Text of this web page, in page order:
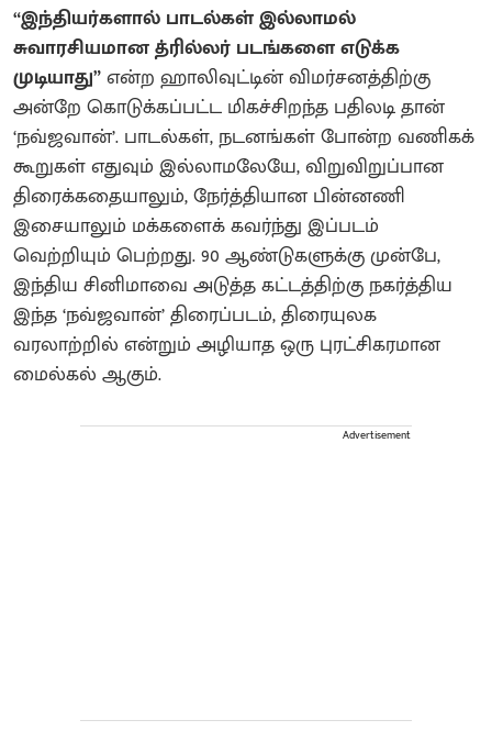
“இந்தியர்களால் பாடல்கள் இல்லாமல்
சுவாரசியமான த்ரில்லர் படங்களை எடுக்க
முடியாது”என்ற ஹாலிவுட்டின் விமர்சனத்திற்கு
அன்றே கொடுக்கப்பட்ட மிகச்சிறந்த பதிலடி தான்
‘நவ்ஜவான்’. பாடல்கள், நடனங்கள் போன்ற வணிகக்
கூறுகள் எதுவும் இல்லாமலேயே, விறுவிறுப்பான
திரைக்கதையாலும், நேர்த்தியான பின்னணி
இசையாலும் மக்களைக் கவர்ந்து இப்படம்
வெற்றியும் பெற்றது. 90 ஆண்டுகளுக்கு முன்பே,
இந்திய சினிமாவை அடுத்த கட்டத்திற்கு நகர்த்திய
இந்த ‘நவ்ஜவான்’ திரைப்படம், திரையுலக
வரலாற்றில் என்றும் அழியாத ஒரு புரட்சிகரமான
மைல்கல் ஆகும்.
Advertisement